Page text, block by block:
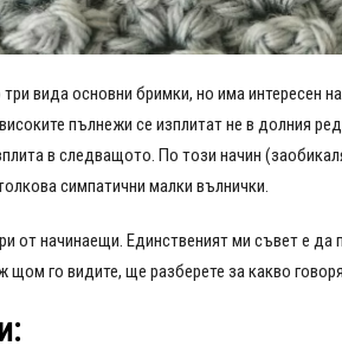
вида основни бримки, но има интересен
пълнежи се изплитат не в долния
в следващото. По този начин
симпатични малки вълнички.
от начинаещи. Единственият ми съвет е да
го видите, ще разберете за какво